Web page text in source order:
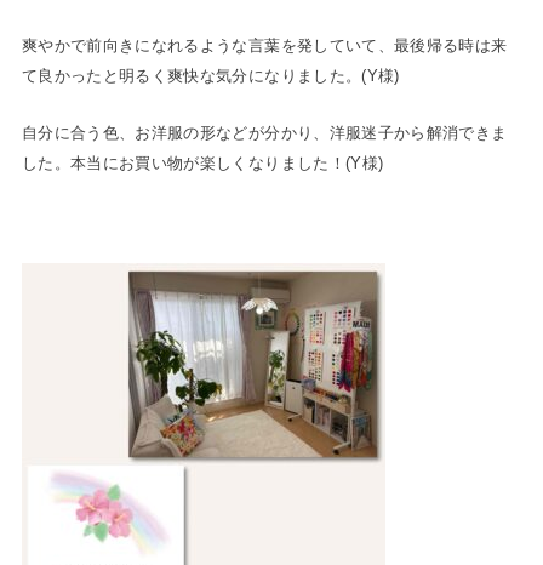
爽やかで前向きになれるような言葉を発していて、最後帰る時は来
て良かったと明るく爽快な気分になりました。(Y様)
自分に合う色、お洋服の形などが分かり、洋服迷子から解消できま
した。本当にお買い物が楽しくなりました！(Y様)